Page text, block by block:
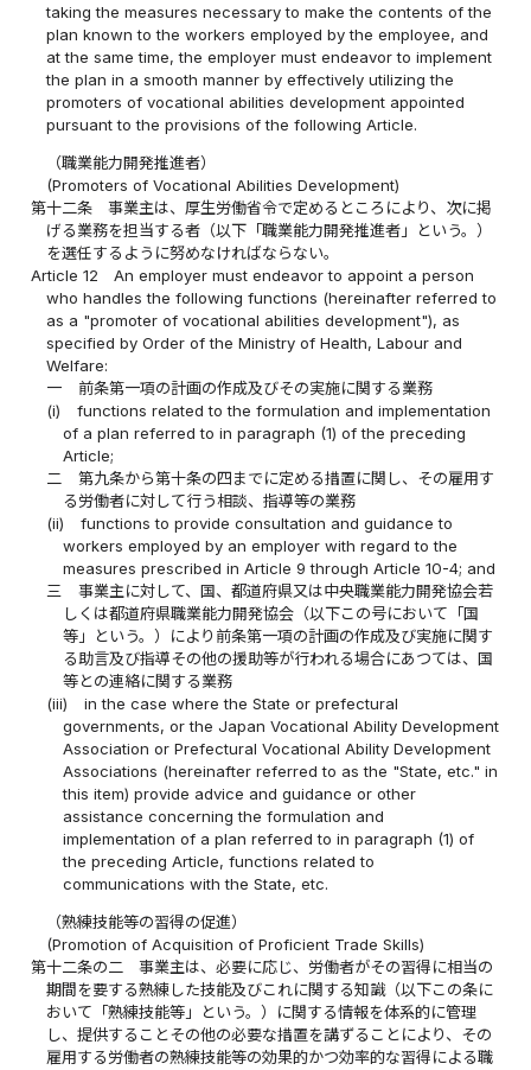
taking the measures necessary to make the contents of the
plan known to the workers employed by the employee, and
at the same time, the employer must endeavor to implement
the plan in a smooth manner by effectively utilizing the
promoters of vocational abilities development appointed
pursuant to the provisions of the following Article.
（職業能力開発推進者）
(Promoters of Vocational Abilities Development)
第十二条
事業主は、厚生労働省令で定めるところにより、次に掲
げる業務を担当する者（以下「職業能力開発推進者」という。）
を選任するように努めなければならない。
Article 12
An employer must endeavor to appoint a person
who handles the following functions (hereinafter referred to
as a "promoter of vocational abilities development"), as
specified by Order of the Ministry of Health, Labour and
Welfare:
一
前条第一項の計画の作成及びその実施に関する業務
(i)
functions related to the formulation and implementation
of a plan referred to in paragraph (1) of the preceding
Article;
二
第九条から第十条の四までに定める措置に関し、その雇用す
る労働者に対して行う相談、指導等の業務
(ii)
functions to provide consultation and guidance to
workers employed by an employer with regard to the
measures prescribed in Article 9 through Article 10-4; and
三
事業主に対して、国、都道府県又は中央職業能力開発協会若
しくは都道府県職業能力開発協会（以下この号において「国
等」という。）により前条第一項の計画の作成及び実施に関す
る助言及び指導その他の援助等が行われる場合にあつては、国
等との連絡に関する業務
(iii)
in the case where the State or prefectural
governments, or the Japan Vocational Ability Development
Association or Prefectural Vocational Ability Development
Associations (hereinafter referred to as the "State, etc." in
this item) provide advice and guidance or other
assistance concerning the formulation and
implementation of a plan referred to in paragraph (1) of
the preceding Article, functions related to
communications with the State, etc.
（熟練技能等の習得の促進）
(Promotion of Acquisition of Proficient Trade Skills)
第十二条の二
事業主は、必要に応じ、労働者がその習得に相当の
期間を要する熟練した技能及びこれに関する知識（以下この条に
おいて「熟練技能等」という。）に関する情報を体系的に管理
し、提供することその他の必要な措置を講ずることにより、その
雇用する労働者の熟練技能等の効果的かつ効率的な習得による職